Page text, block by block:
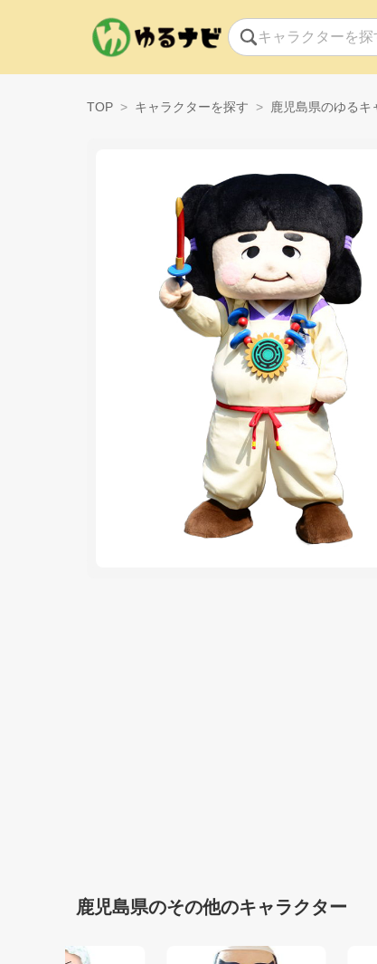
TOP キャラクターを探す 鹿児島県のゆるキ
鹿児島県のその他のキャラクター